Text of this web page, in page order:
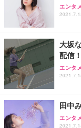
エンタ
大坂
配信
エンタ
田中
エンタ